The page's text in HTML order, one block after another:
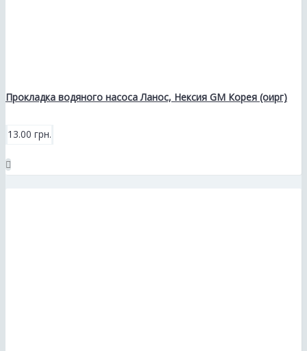
Прокладка водяного насоса Ланос, Нексия GM Корея (оирг)
13.00 грн.